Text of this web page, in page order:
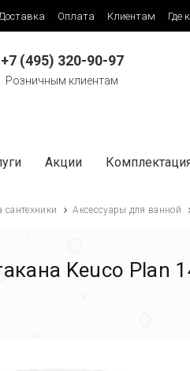
Оплата Клиентам Где
+7 (495) 320-90-97
Розничным клиентам
Акции
сантехники Аксессуары для ванной
Keuco Plan